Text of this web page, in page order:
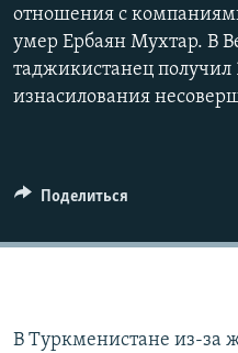
720p
отношения с
умер Ербаян Мухтар. В
таджикистанец получил
изнасилования
Поделиться
В Туркменистане из-за